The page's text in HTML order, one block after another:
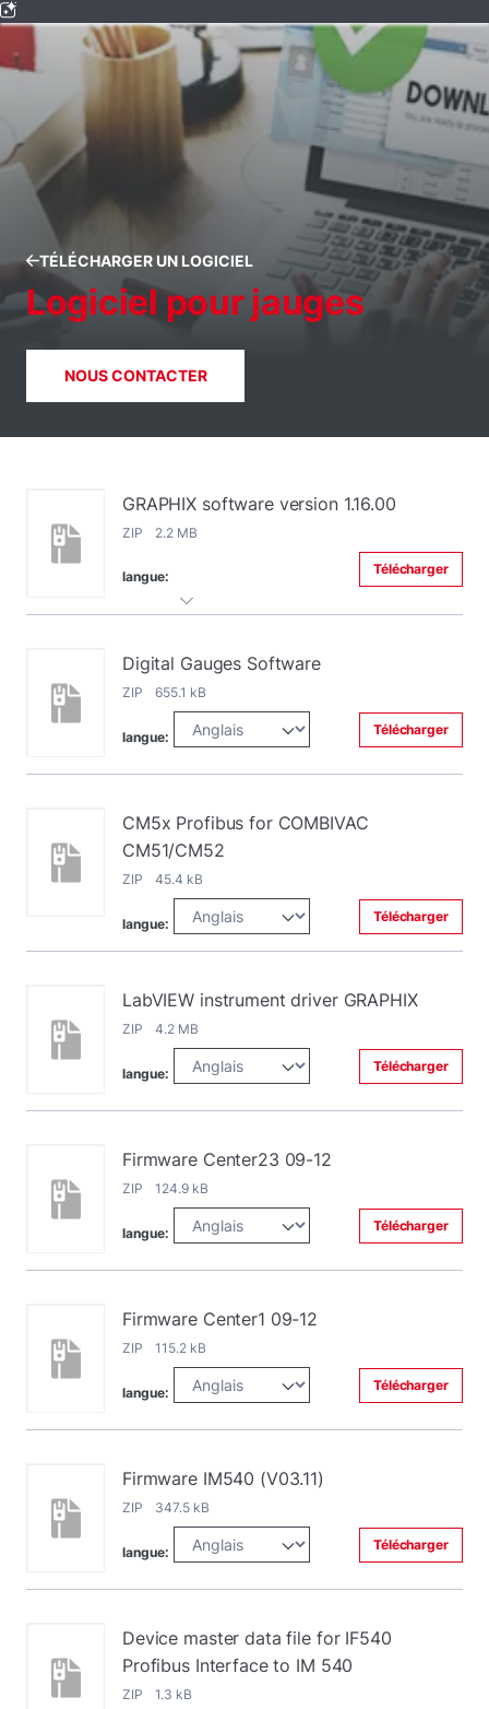
TÉLÉCHARGER UN LOGICIEL
Logiciel pour jauges
NOUS CONTACTER
GRAPHIX software version 1.16.00
ZIP 2.2 MB
langue: Télécharger
Digital Gauges Software
ZIP 655.1 kB
langue: Télécharger
CM5x Profibus for COMBIVAC
CM51/CM52
ZIP 45.4 kB
langue: Télécharger
LabVIEW instrument driver GRAPHIX
ZIP 4.2 MB
langue: Télécharger
Firmware Center23 09-12
ZIP 124.9 kB
langue: Télécharger
Firmware Center1 09-12
ZIP 115.2 kB
langue: Télécharger
Firmware IM540 (V03.11)
ZIP 347.5 kB
langue: Télécharger
Device master data file for IF540
Profibus Interface to IM 540
ZIP 1.3 kB